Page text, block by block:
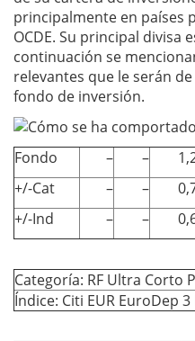
principalmente en países
OCDE. Su principal divisa
continuación se
relevantes que le serán
fondo de inversión.
Fondo – –
+/-Cat
– –
+/-Ind
– –
Categoría: RF Ultra Corto
Índice: Citi EUR EuroDep 3